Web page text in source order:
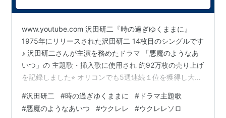
www.youtube.com 沢田研二『時の過ぎゆくままに』
1975年にリリースされた沢田研二 14枚目のシングルです
♪ 沢田研二さんが主演を務めたドラマ 「悪魔のようなあ
いつ」の 主題歌・挿入歌に使用され 約92万枚の売り上げ
を記録しました⭐︎ オリコンでも5週連続１位を獲得し大ヒ
カバーしているんですが Jakeとはキーを変えて下の音が
足りるようにしました⭐︎ イントロは特に頑張って弾きた
#沢田研二 #時の過ぎゆくままに # ドラマ主題歌
#悪魔のようなあいつ #ウクレレ #ウクレレソロ